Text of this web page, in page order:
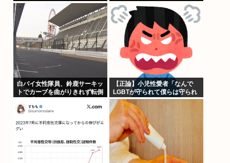
白バイ女性隊員、鈴鹿サーキッ
トでカーブを曲がりきれず転倒
【正論】小児性愛者「なんで
LGBTが守られて僕らは守られ
ないんだああああ」←いや犯罪
だからやん